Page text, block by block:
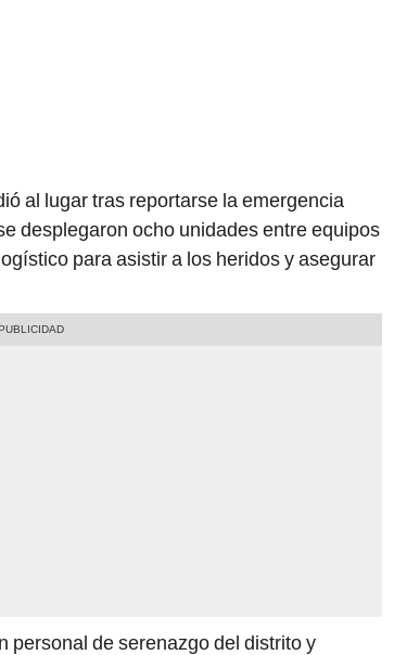
al lugar tras reportarse la emergencia
desplegaron ocho unidades entre equipos
para asistir a los heridos y asegurar
personal de serenazgo del distrito y